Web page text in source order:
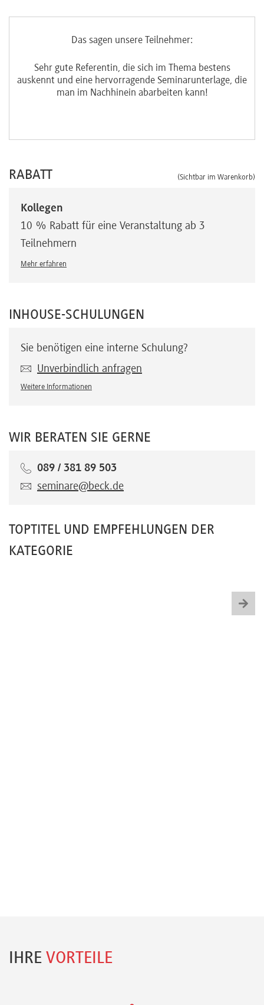
Das sagen unsere Teilnehmer:
Sehr gute Referentin, die sich im Thema bestens
auskennt und eine hervorragende Seminarunterlage, die
man im Nachhinein abarbeiten kann!
RABATT (Sichtbar im Warenkorb)
Kollegen
10 % Rabatt für eine Veranstaltung ab 3
Teilnehmern
Mehr erfahren
INHOUSE-SCHULUNGEN
Sie benötigen eine interne Schulung?
Unverbindlich anfragen
Weitere Informationen
WIR BERATEN SIE GERNE
089 / 381 89 503
seminare@beck.de
TOPTITEL UND EMPFEHLUNGEN DER
KATEGORIE
IHRE VORTEILE